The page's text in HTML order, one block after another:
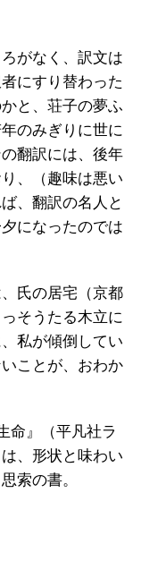
がなく、訳文は
にすり替わった
と、荘子の夢ふ
のみぎりに世に
翻訳には、後年
、（趣味は悪い
、翻訳の名人と
になったのでは
氏の居宅（京都
そうたる木立に
私が傾倒してい
ことが、おわか
命』（平凡社ラ
、形状と味わい
索の書。